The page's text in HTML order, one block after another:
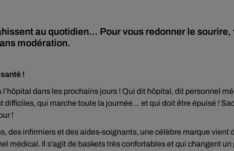
au quotidien... Pour vous redonner le
modération.
!
dans les prochains jours ! Qui dit hôpital, dit personnel
difficiles, qui marche toute la journée… et qui doit être épuisé !
!
des infirmiers et des aides-soignants, une célèbre marque vient
médical. Il s'agit de baskets très confortables et qui changent un